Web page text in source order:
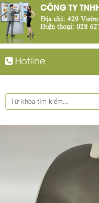
Hotline